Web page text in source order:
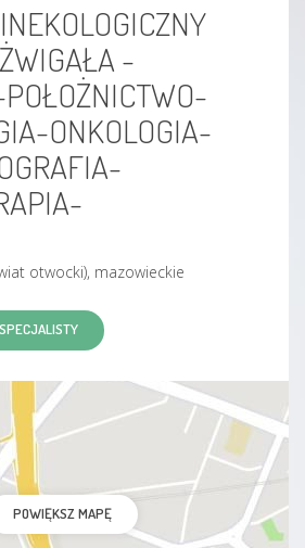
-
ONKOLOGIA-
otwocki), mazowieckie
POWIĘKSZ MAPĘ